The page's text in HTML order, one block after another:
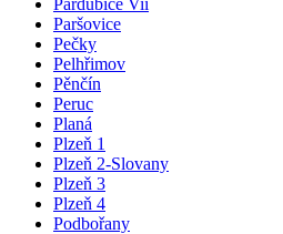
Pardubice Vii
Paršovice
Pečky
Pelhřimov
Pěnčín
Peruc
Planá
Plzeň 1
Plzeň 2-Slovany
Plzeň 3
Plzeň 4
Podbořany